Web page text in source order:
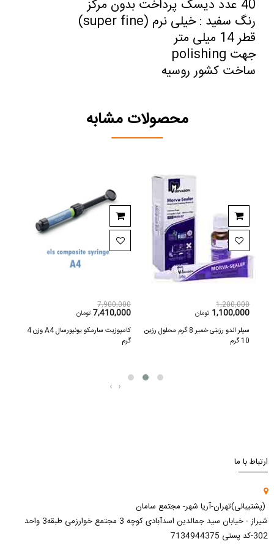
40 عدد دیسک پرداخت بدون مرکز
رنگ سفید : خیلی نرم (super fine)
قطر 14 میلی متر
جهت polishing
ساخت کشور روسیه
محصولات مشابه
7,900,000
7,410,000 تومان
کامپوزیت سارمکو یونیورسال A4 وزن 4
گرم
1,200,000
1,100,000 تومان
سیلر اندو رزینی خمیر 8 گرم محلول رزین
10 گرم
‹ ›
ارتباط با ما
(پشتیبانی)تهران-آریا شهر- مجتمع سامان
شیراز - خیابان سید جمالدین اسدآبادی کوچه 3 مجتمع خوارزمی طبقه3 واحد
302-کد پستی 7134944375